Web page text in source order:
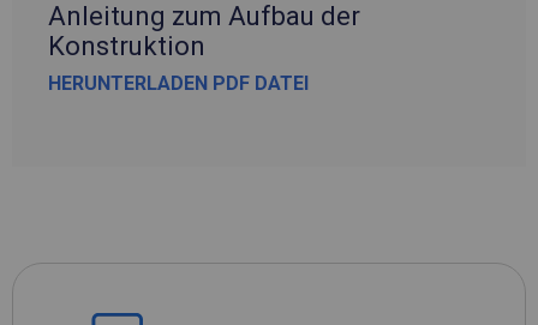
Anleitung zum Aufbau der
Konstruktion
HERUNTERLADEN PDF DATEI